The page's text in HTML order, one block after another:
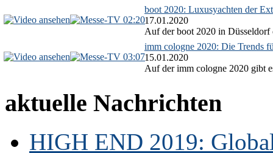
02:20
boot 2020: Luxusyachten der
17.01.2020
Auf der boot 2020 in Düsseldorf
03:07
imm cologne 2020: Die Trends
15.01.2020
Auf der imm cologne 2020 gibt
aktuelle Nachrichten
HIGH END 2019: